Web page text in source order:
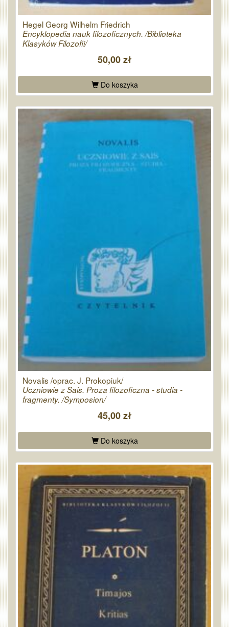
Hegel Georg Wilhelm Friedrich
Encyklopedia nauk filozoficznych. /Biblioteka
Klasyków Filozofii/
50,00 zł
Do koszyka
Novalis /oprac. J. Prokopiuk/
Uczniowie z Sais. Proza filozoficzna - studia -
fragmenty. /Symposion/
45,00 zł
Do koszyka